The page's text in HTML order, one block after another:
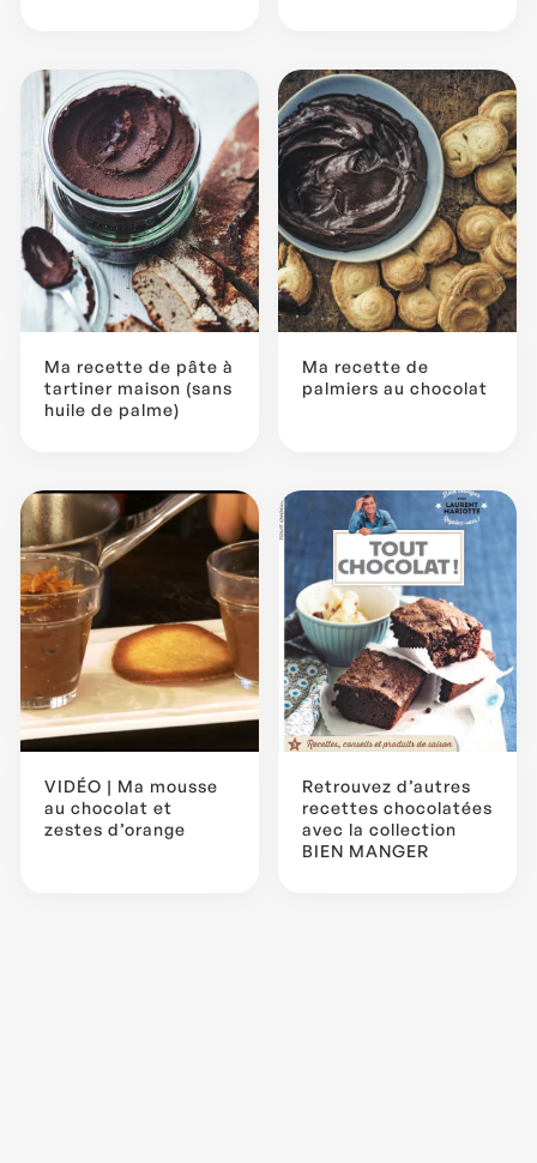
Ma recette de pâte à
tartiner maison (sans
huile de palme)
Ma recette de
palmiers au chocolat
VIDÉO | Ma mousse
au chocolat et
zestes d’orange
Retrouvez d’autres
recettes chocolatées
avec la collection
BIEN MANGER